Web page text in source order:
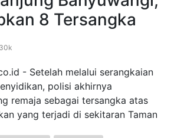
8 Tersangka
- Setelah melalui serangkaian
polisi akhirnya
remaja sebagai tersangka atas
yang terjadi di sekitaran Taman